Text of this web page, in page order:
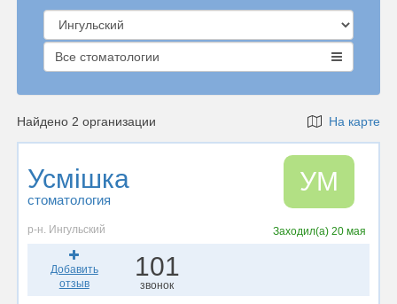
Все стоматологии
Найдено 2 организации На карте
Усмішка
стоматология
УМ
р-н. Ингульский Заходил(а) 20 мая
Добавить
отзыв
101
звонок